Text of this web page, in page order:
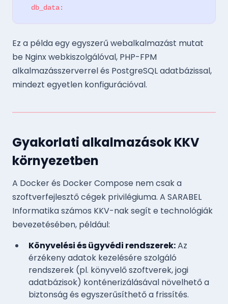
  db_data:
Ez a példa egy egyszerű webalkalmazást mutat
be Nginx webkiszolgálóval, PHP-FPM
alkalmazásszerverrel és PostgreSQL adatbázissal,
mindezt egyetlen konfigurációval.
Gyakorlati alkalmazások KKV
környezetben
A Docker és Docker Compose nem csak a
szoftverfejlesztő cégek privilégiuma. A SARABEL
Informatika számos KKV-nak segít e technológiák
bevezetésében, például:
Könyvelési és ügyvédi rendszerek:Az
érzékeny adatok kezelésére szolgáló
rendszerek (pl. könyvelő szoftverek, jogi
adatbázisok) konténerizálásával növelhető a
biztonság és egyszerűsíthető a frissítés.